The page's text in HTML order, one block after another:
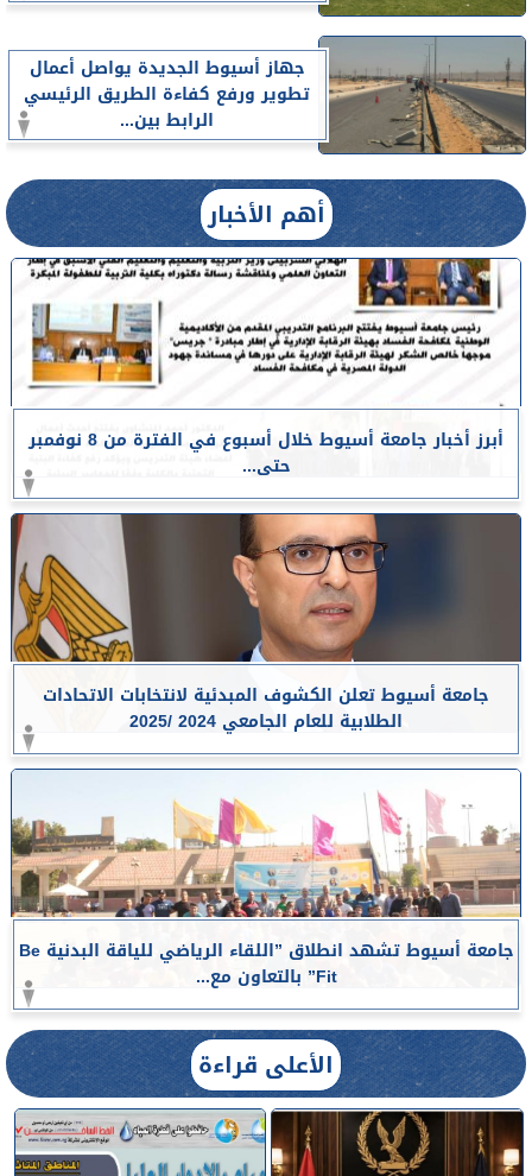
جهاز أسيوط الجديدة يواصل أعمال
تطوير ورفع كفاءة الطريق الرئيسي
الرابط بين...
أهم الأخبار
أبرز أخبار جامعة أسيوط خلال أسبوع في الفترة من 8 نوفمبر
حتى...
جامعة أسيوط تعلن الكشوف المبدئية لانتخابات الاتحادات
الطلابية للعام الجامعي 2024 /2025
جامعة أسيوط تشهد انطلاق ”اللقاء الرياضي للياقة البدنية Be
Fit” بالتعاون مع...
الأعلى قراءة